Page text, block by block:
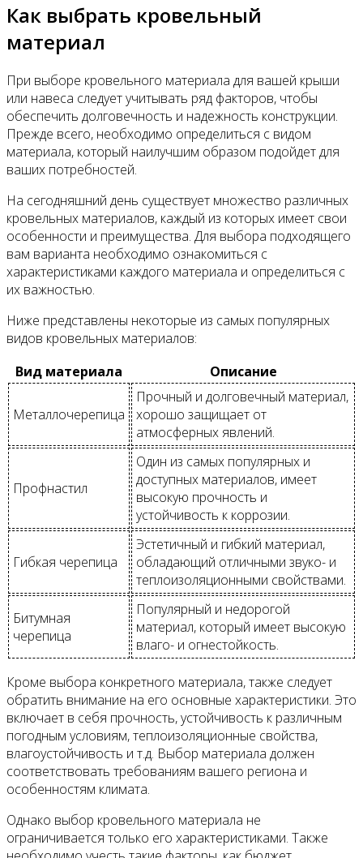
Как выбрать кровельный
материал
При выборе кровельного материала для вашей крыши
или навеса следует учитывать ряд факторов, чтобы
обеспечить долговечность и надежность конструкции.
Прежде всего, необходимо определиться с видом
материала, который наилучшим образом подойдет для
ваших потребностей.
На сегодняшний день существует множество различных
кровельных материалов, каждый из которых имеет свои
особенности и преимущества. Для выбора подходящего
вам варианта необходимо ознакомиться с
характеристиками каждого материала и определиться с
их важностью.
Ниже представлены некоторые из самых популярных
видов кровельных материалов:
Вид материала
Описание
Металлочерепица
Прочный и долговечный материал,
хорошо защищает от
атмосферных явлений.
Профнастил
Один из самых популярных и
доступных материалов, имеет
высокую прочность и
устойчивость к коррозии.
Гибкая черепица
Эстетичный и гибкий материал,
обладающий отличными звуко- и
теплоизоляционными свойствами.
Битумная
черепица
Популярный и недорогой
материал, который имеет высокую
влаго- и огнестойкость.
Кроме выбора конкретного материала, также следует
обратить внимание на его основные характеристики. Это
включает в себя прочность, устойчивость к различным
погодным условиям, теплоизоляционные свойства,
влагоустойчивость и т.д. Выбор материала должен
соответствовать требованиям вашего региона и
особенностям климата.
Однако выбор кровельного материала не
ограничивается только его характеристиками. Также